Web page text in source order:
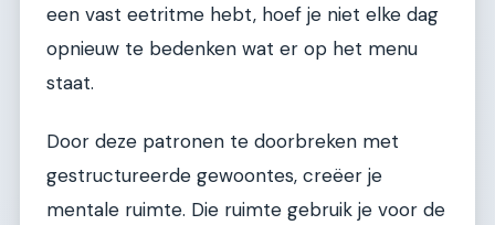
een vast eetritme hebt, hoef je niet elke dag
opnieuw te bedenken wat er op het menu
staat.
Door deze patronen te doorbreken met
gestructureerde gewoontes, creëer je
mentale ruimte. Die ruimte gebruik je voor de